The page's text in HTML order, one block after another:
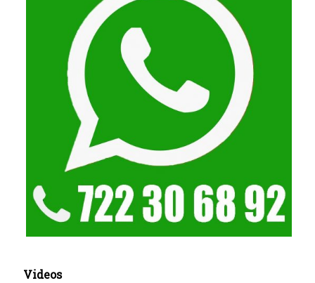
Videos